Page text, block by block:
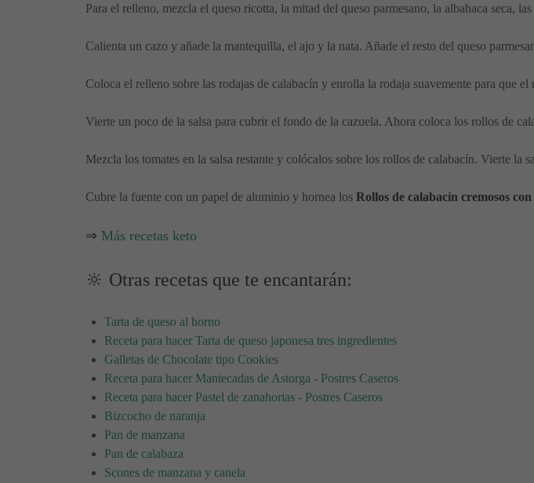
Para el relleno, mezcla el queso ricotta, la mitad del queso parmesano, la albahaca seca,
Calienta un cazo y añade la mantequilla, el ajo y la nata. Añade el resto del queso
Coloca el relleno sobre las rodajas de calabacín y enrolla la rodaja suavemente para que el
Vierte un poco de la salsa para cubrir el fondo de la cazuela. Ahora coloca los rollos de
Mezcla los tomates en la salsa restante y colócalos sobre los rollos de calabacín. Vierte la
Cubre la fuente con un papel de aluminio y hornea los Rollos de calabacín cremosos con
⇒ Más recetas keto
🔆 Otras recetas que te encantarán:
Tarta de queso al horno
Receta para hacer Tarta de queso japonesa tres ingredientes
Galletas de Chocolate tipo Cookies
Receta para hacer Mantecadas de Astorga - Postres Caseros
Receta para hacer Pastel de zanahorias - Postres Caseros
Bizcocho de naranja
Pan de manzana
Pan de calabaza
Scones de manzana y canela